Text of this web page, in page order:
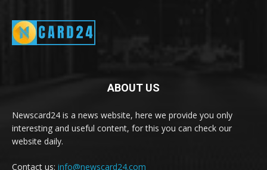
ABOUT US
Newscard24 is a news website, here we provide you only
interesting and useful content, for this you can check our
website daily.
Contact us: info@newscard24.com